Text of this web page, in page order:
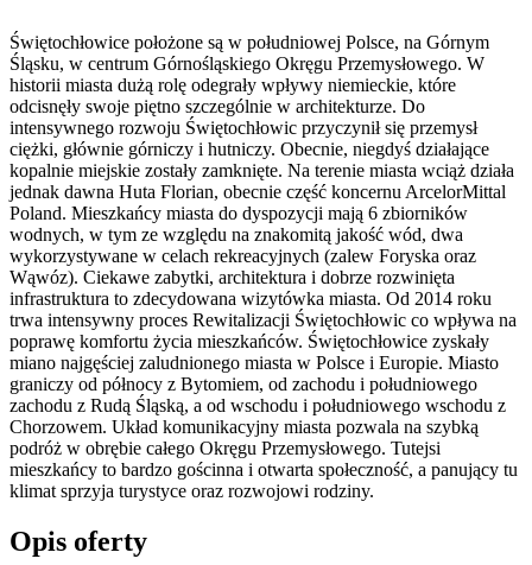
Świętochłowice położone są w południowej Polsce, na Górnym
Śląsku, w centrum Górnośląskiego Okręgu Przemysłowego. W
historii miasta dużą rolę odegrały wpływy niemieckie, które
odcisnęły swoje piętno szczególnie w architekturze. Do
intensywnego rozwoju Świętochłowic przyczynił się przemysł
ciężki, głównie górniczy i hutniczy. Obecnie, niegdyś działające
kopalnie miejskie zostały zamknięte. Na terenie miasta wciąż działa
jednak dawna Huta Florian, obecnie część koncernu ArcelorMittal
Poland. Mieszkańcy miasta do dyspozycji mają 6 zbiorników
wodnych, w tym ze względu na znakomitą jakość wód, dwa
wykorzystywane w celach rekreacyjnych (zalew Foryska oraz
Wąwóz). Ciekawe zabytki, architektura i dobrze rozwinięta
infrastruktura to zdecydowana wizytówka miasta. Od 2014 roku
trwa intensywny proces Rewitalizacji Świętochłowic co wpływa na
poprawę komfortu życia mieszkańców. Świętochłowice zyskały
miano najgęściej zaludnionego miasta w Polsce i Europie. Miasto
graniczy od północy z Bytomiem, od zachodu i południowego
zachodu z Rudą Śląską, a od wschodu i południowego wschodu z
Chorzowem. Układ komunikacyjny miasta pozwala na szybką
podróż w obrębie całego Okręgu Przemysłowego. Tutejsi
mieszkańcy to bardzo gościnna i otwarta społeczność, a panujący tu
klimat sprzyja turystyce oraz rozwojowi rodziny.
Opis oferty